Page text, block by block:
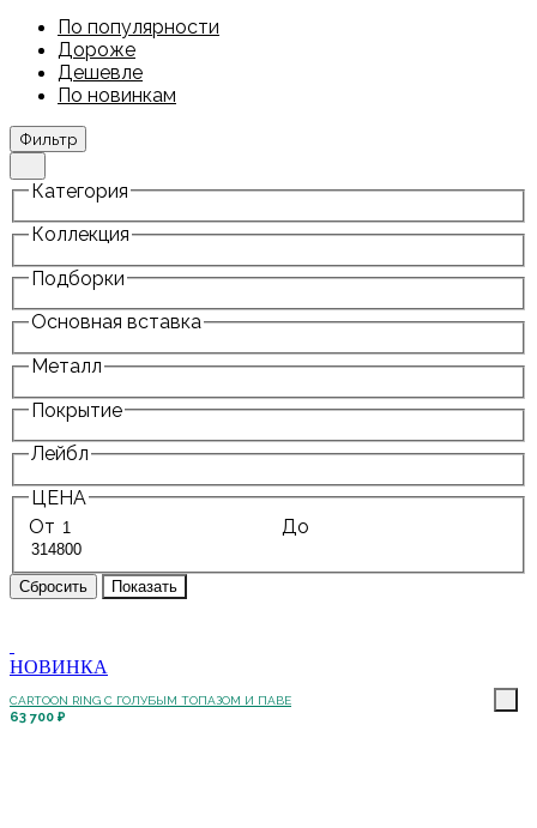
По популярности
Дороже
Дешевле
По новинкам
Фильтр
Категория
Коллекция
Подборки
Основная вставка
Металл
Покрытие
Лейбл
ЦЕНА
От
До
НОВИНКА
CARTOON RING С ГОЛУБЫМ ТОПАЗОМ И ПАВЕ
63 700 ₽